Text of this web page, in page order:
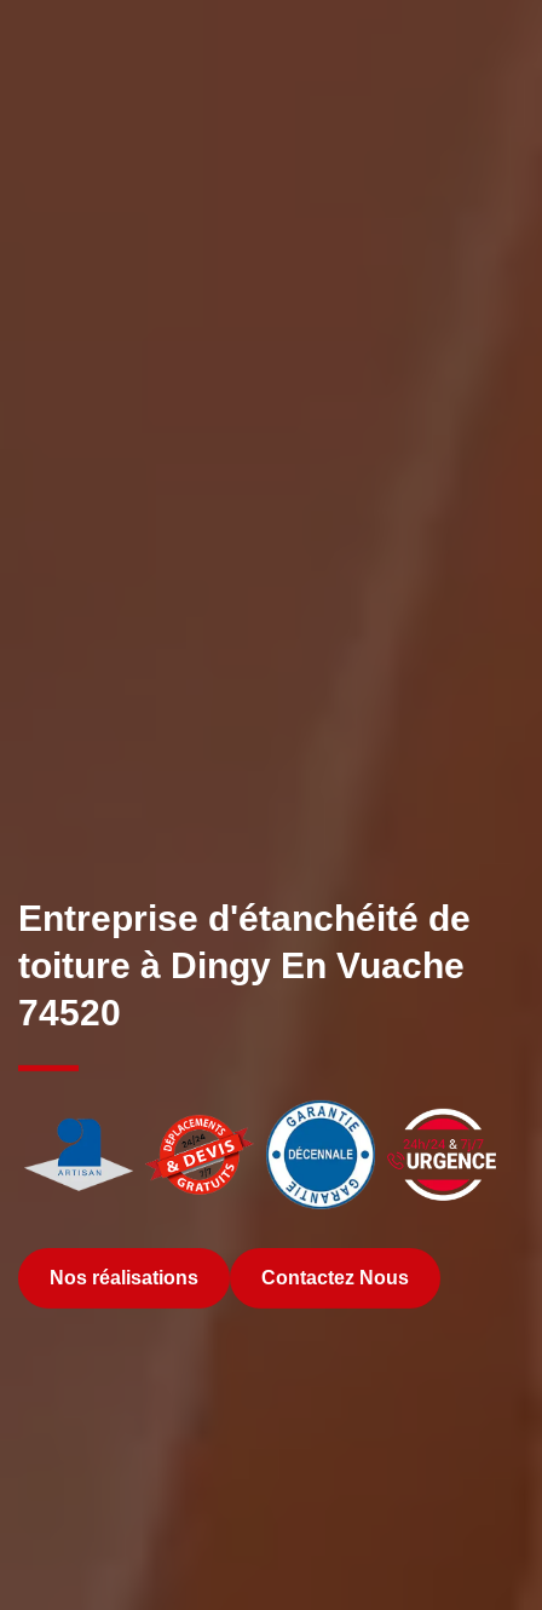
Entreprise d'étanchéité de
toiture à Dingy En Vuache
74520
Nos réalisations Contactez Nous